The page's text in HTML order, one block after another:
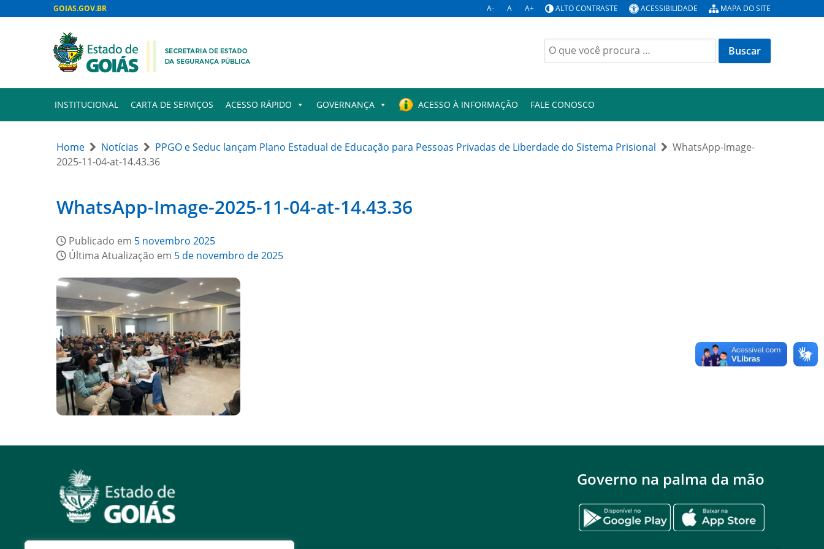
GOIAS.GOV.BR A- A A+ ALTO CONTRASTE ACESSIBILIDADE MAPA DO SITE
Buscar
por:
INSTITUCIONAL CARTA DE SERVIÇOS ACESSO RÁPIDO GOVERNANÇA ACESSO À INFORMAÇÃO FALE CONOSCO
Home Notícias PPGO e Seduc lançam Plano Estadual de Educação para Pessoas Privadas de Liberdade do Sistema Prisional
WhatsApp-Image-
2025-11-04-at-14.43.36
WhatsApp-Image-2025-11-04-at-14.43.36
Publicado em 5 novembro 2025
Última Atualização em 5 de novembro de 2025
Governo na palma da mão